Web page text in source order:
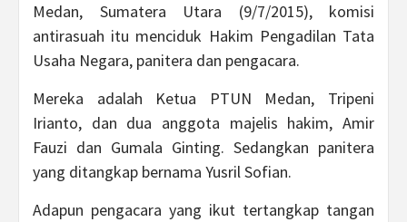
Medan, Sumatera Utara (9/7/2015), komisi
antirasuah itu menciduk Hakim Pengadilan Tata
Usaha Negara, panitera dan pengacara.
Mereka adalah Ketua PTUN Medan, Tripeni
Irianto, dan dua anggota majelis hakim, Amir
Fauzi dan Gumala Ginting. Sedangkan panitera
yang ditangkap bernama Yusril Sofian.
Adapun pengacara yang ikut tertangkap tangan